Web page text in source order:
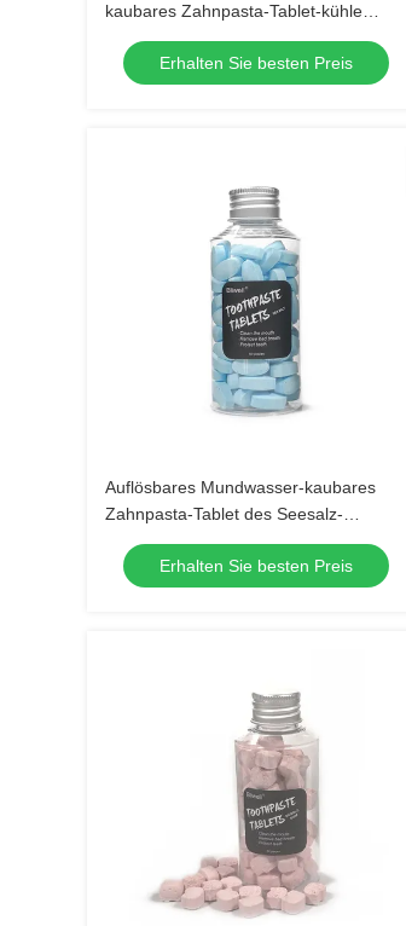
kaubares Zahnpasta-Tablet-kühle
Minze für Reise
Erhalten Sie besten Preis
Auflösbares Mundwasser-kaubares
Zahnpasta-Tablet des Seesalz-
strengen Vegetariers für das Zahn-
SäubernErhalten Sie besten Preis